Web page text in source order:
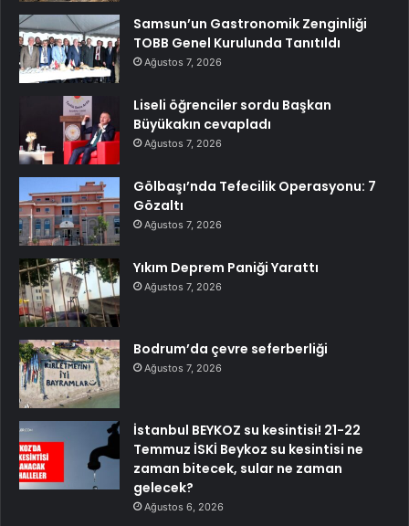
Samsun’un Gastronomik Zenginliği
TOBB Genel Kurulunda Tanıtıldı
Ağustos 7, 2026
Liseli öğrenciler sordu Başkan
Büyükakın cevapladı
Ağustos 7, 2026
Gölbaşı’nda Tefecilik Operasyonu: 7
Gözaltı
Ağustos 7, 2026
Yıkım Deprem Paniği Yarattı
Ağustos 7, 2026
Bodrum’da çevre seferberliği
Ağustos 7, 2026
İstanbul BEYKOZ su kesintisi! 21-22
Temmuz İSKİ Beykoz su kesintisi ne
zaman bitecek, sular ne zaman
gelecek?
Ağustos 6, 2026